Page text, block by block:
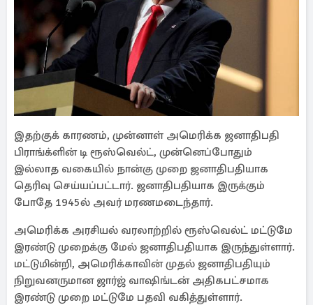
இதற்குக் காரணம், முன்னாள் அமெரிக்க ஜனாதிபதி
பிராங்க்ளின் டி ரூஸ்வெல்ட், முன்னெப்போதும்
இல்லாத வகையில் நான்கு முறை ஜனாதிபதியாக
தெரிவு செய்யப்பட்டார். ஜனாதிபதியாக இருக்கும்
போதே 1945ல் அவர் மரணமடைந்தார்.
அமெரிக்க அரசியல் வரலாற்றில் ரூஸ்வெல்ட் மட்டுமே
இரண்டு முறைக்கு மேல் ஜனாதிபதியாக இருந்துள்ளார்.
மட்டுமின்றி, அமெரிக்காவின் முதல் ஜனாதிபதியும்
நிறுவனருமான ஜார்ஜ் வாஷிங்டன் அதிகபட்சமாக
இரண்டு முறை மட்டுமே பதவி வகித்துள்ளார்.